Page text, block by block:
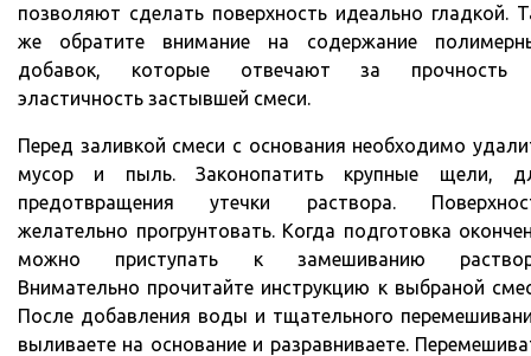
позволяют сделать поверхность идеально гладкой.
же обратите внимание на содержание
добавок, которые отвечают за прочность
эластичность застывшей смеси.
Перед заливкой смеси с основания необходимо
мусор и пыль. Законопатить крупные щели,
предотвращения утечки раствора.
желательно прогрунтовать. Когда подготовка
можно приступать к замешиванию
Внимательно прочитайте инструкцию к выбраной
После добавления воды и тщательного
выливаете на основание и разравниваете.